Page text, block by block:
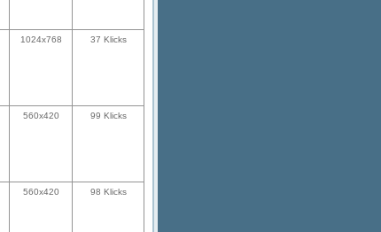
1024x768 37 Klicks
560x420 99 Klicks
560x420 98 Klicks